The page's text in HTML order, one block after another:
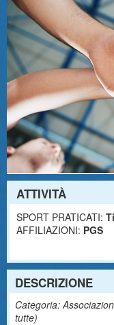
ATTIVITÀ
SPORT PRATICATI:
AFFILIAZIONI: PGS
DESCRIZIONE
Categoria:
tutte)